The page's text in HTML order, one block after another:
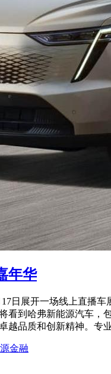
年华
日展开一场线上直播
看到哈弗新能源汽车
越品质和创新精神。
金融